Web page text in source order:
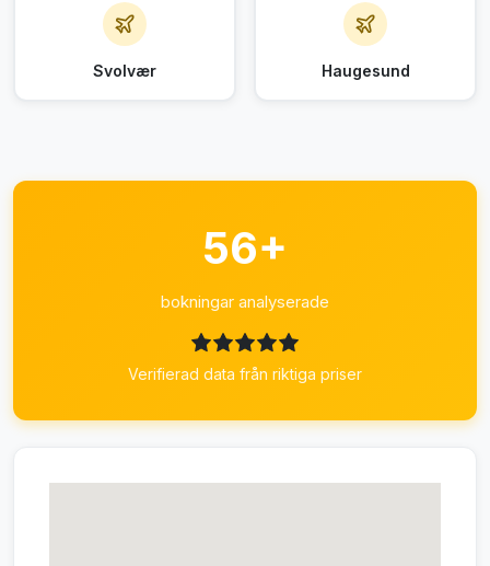
Svolvær Haugesund
56+
bokningar analyserade
Verifierad data från riktiga priser